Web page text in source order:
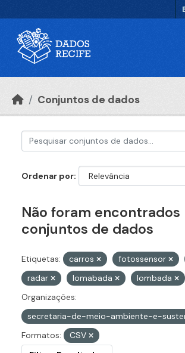
Conjuntos de dados
Ordenar por
Não foram encontrados
conjuntos de dados
Etiquetas: carros fotossensor
radar
lomabada
lombada
Organizações:
secretaria-de-meio-ambiente-e-
Formatos:
CSV